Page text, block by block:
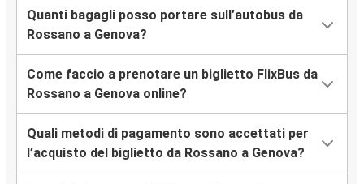
Quanti bagagli posso portare sull’autobus da
Rossano a Genova?
Come faccio a prenotare un biglietto FlixBus da
Rossano a Genova online?
Quali metodi di pagamento sono accettati per
l’acquisto del biglietto da Rossano a Genova?